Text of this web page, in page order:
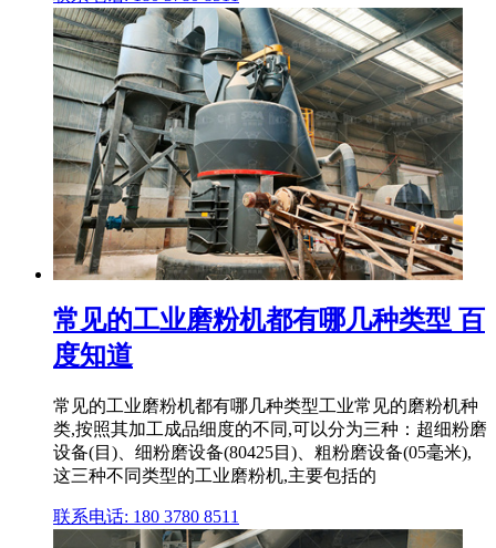
常见的工业磨粉机都有哪几种类型 百
度知道
常见的工业磨粉机都有哪几种类型工业常见的磨粉机种
类,按照其加工成品细度的不同,可以分为三种：超细粉磨
设备(目)、细粉磨设备(80425目)、粗粉磨设备(05毫米),
这三种不同类型的工业磨粉机,主要包括的
联系电话: 180 3780 8511